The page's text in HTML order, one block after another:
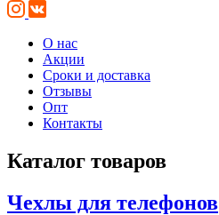
О нас
Акции
Сроки и доставка
Отзывы
Опт
Контакты
Каталог товаров
Чехлы для телефонов